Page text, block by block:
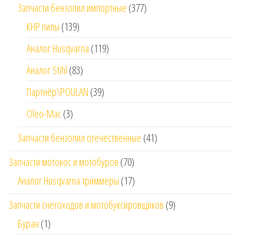
Запчасти бензопил импортные (377)
КНР пилы (139)
Аналог Husqvarna (119)
Аналог Stihl (83)
Партнёр\POULAN (39)
Oleo-Mac(3)
Запчасти бензопил отечественные (41)
Запчасти мотокос и мотобуров (70)
Аналог Husqvarna триммеры (17)
Запчасти снегоходов и мотобуксировщиков (9)
Буран (1)